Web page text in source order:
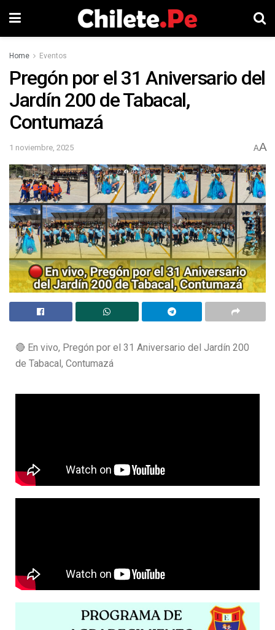
Home Eventos
Pregón por el 31 Aniversario del
Jardín 200 de Tabacal,
Contumazá
1 noviembre, 2025 AA
🔴 En vivo, Pregón por el 31 Aniversario del Jardín 200
de Tabacal, Contumazá